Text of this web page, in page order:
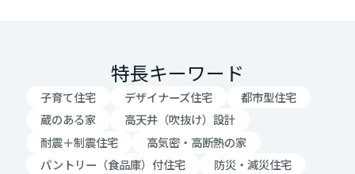
特長キーワード
子育て住宅 デザイナーズ住宅
都市型住宅
蔵のある家
高天井（吹抜け）設計
耐震＋制震住宅
高気密・高断熱の家
パントリー（食品庫）付住宅
防災・減災住宅
大阪府
兵庫県